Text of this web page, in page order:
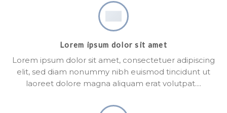
Lorem ipsum dolor sit amet
Lorem ipsum dolor sit amet, consectetuer adipiscing
elit, sed diam nonummy nibh euismod tincidunt ut
laoreet dolore magna aliquam erat volutpat….